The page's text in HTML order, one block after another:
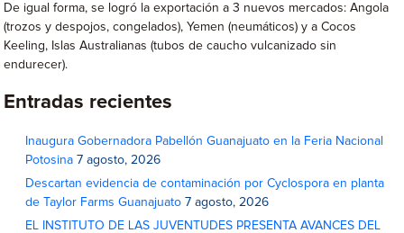
De igual forma, se logró la exportación a 3 nuevos mercados: Angola
(trozos y despojos, congelados), Yemen (neumáticos) y a Cocos
Keeling, Islas Australianas (tubos de caucho vulcanizado sin
endurecer).
Entradas recientes
Inaugura Gobernadora Pabellón Guanajuato en la Feria Nacional
Potosina 7 agosto, 2026
Descartan evidencia de contaminación por Cyclospora en planta
de Taylor Farms Guanajuato 7 agosto, 2026
EL INSTITUTO DE LAS JUVENTUDES PRESENTA AVANCES DEL